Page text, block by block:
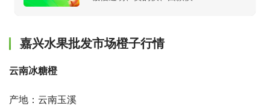
嘉兴水果批发市场橙子行情
云南冰糖橙
产地：云南玉溪